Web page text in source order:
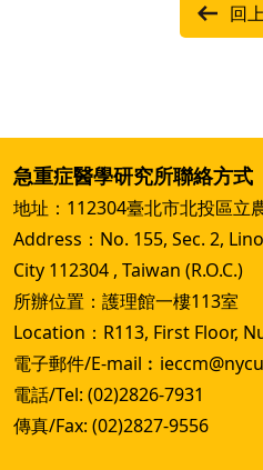
回
急重症醫學研究所聯絡方式
地址：112304臺北市北投區立
Address：No. 155, Sec. 2,
City 112304 , Taiwan (R.O.C.)
所辦位置：護理館一樓113室
Location：R113, First Floor,
電子郵件/E-
電話/Tel: (02)2826-7931
傳真/Fax: (02)2827-9556